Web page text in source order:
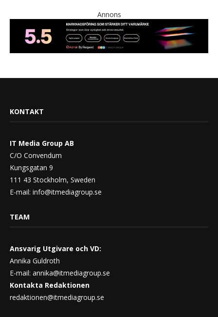
Annons
KONTAKT
IT Media Group AB
C/O Convendum
Kungsgatan 9
111 43 Stockholm, Sweden
E-mail: info@itmediagroup.se
TEAM
Ansvarig Utgivare och VD:
Annika Guldroth
E-mail: annika@itmediagroup.se
Kontakta Redaktionen
redaktionen@itmediagroup.se